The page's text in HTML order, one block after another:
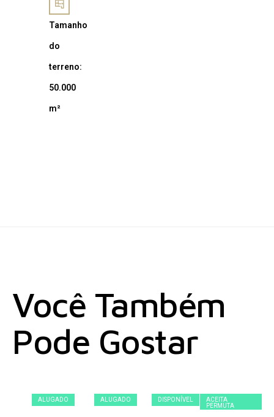
Tamanho
do
terreno:
50.000
m²
Você Também
Pode Gostar
ALUGADO ALUGADO DISPONÍVEL
ACEITA
PERMUTA